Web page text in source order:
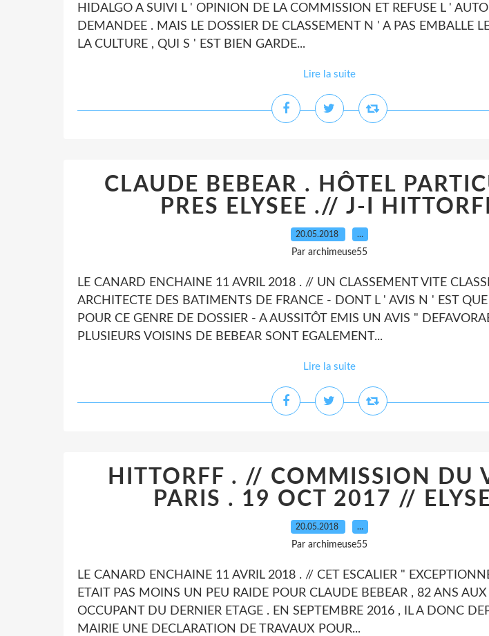
HIDALGO A SUIVI L ' OPINION DE LA COMMISSION ET REFUSE L '
DEMANDEE . MAIS LE DOSSIER DE CLASSEMENT N ' A PAS EMBALLE
LA CULTURE , QUI S ' EST BIEN GARDE...
Lire la suite
CLAUDE BEBEAR . HÔTEL
PRES ELYSEE .// J-I
20.05.2018 …
Par archimeuse55
LE CANARD ENCHAINE 11 AVRIL 2018 . // UN CLASSEMENT VITE
ARCHITECTE DES BATIMENTS DE FRANCE - DONT L ' AVIS N ' EST
POUR CE GENRE DE DOSSIER - A AUSSITÔT EMIS UN AVIS "
PLUSIEURS VOISINS DE BEBEAR SONT EGALEMENT...
Lire la suite
HITTORFF . // COMMISSION DU
PARIS . 19 OCT 2017 //
20.05.2018 …
Par archimeuse55
LE CANARD ENCHAINE 11 AVRIL 2018 . // CET ESCALIER "
ETAIT PAS MOINS UN PEU RAIDE POUR CLAUDE BEBEAR , 82 ANS AUX
OCCUPANT DU DERNIER ETAGE . EN SEPTEMBRE 2016 , IL A DONC
MAIRIE UNE DECLARATION DE TRAVAUX POUR...